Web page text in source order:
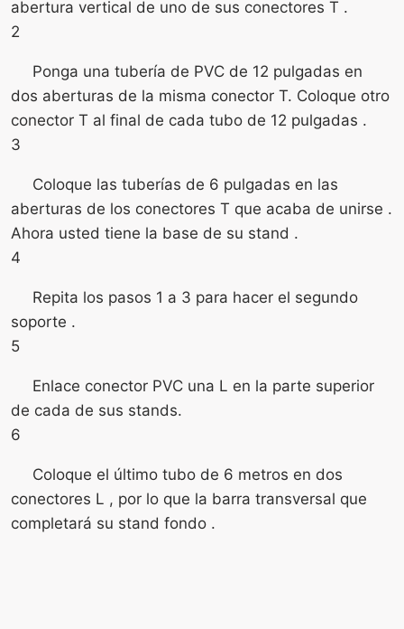
abertura vertical de uno de sus conectores T .
2
Ponga una tubería de PVC de 12 pulgadas en
dos aberturas de la misma conector T. Coloque otro
conector T al final de cada tubo de 12 pulgadas .
3
Coloque las tuberías de 6 pulgadas en las
aberturas de los conectores T que acaba de unirse .
Ahora usted tiene la base de su stand .
4
Repita los pasos 1 a 3 para hacer el segundo
soporte .
5
Enlace conector PVC una L en la parte superior
de cada de sus stands.
6
Coloque el último tubo de 6 metros en dos
conectores L , por lo que la barra transversal que
completará su stand fondo .